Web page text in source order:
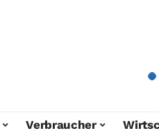
Verbraucher